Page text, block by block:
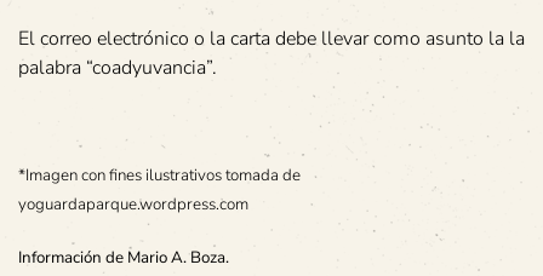
El correo electrónico o la carta debe llevar como asunto la la
palabra “coadyuvancia”.
*Imagen con fines ilustrativos tomada de
yoguardaparque.wordpress.com
Información de Mario A. Boza.